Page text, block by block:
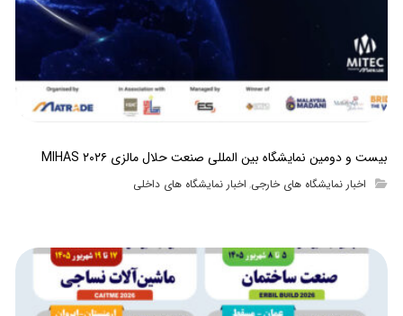
بیست و دومین نمایشگاه بین المللی صنعت حلال مالزی MIHAS ۲۰۲۶
اخبار نمایشگاه های خارجی, اخبار نمایشگاه های داخلی